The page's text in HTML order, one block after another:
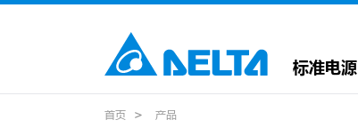
标准电源
首页 产品